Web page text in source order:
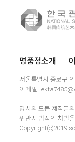
명품점소개
서울특별시 종로구
이메일 :
당사의 모든 제작물
위반시 법적인 처벌
Copyright(c)2019